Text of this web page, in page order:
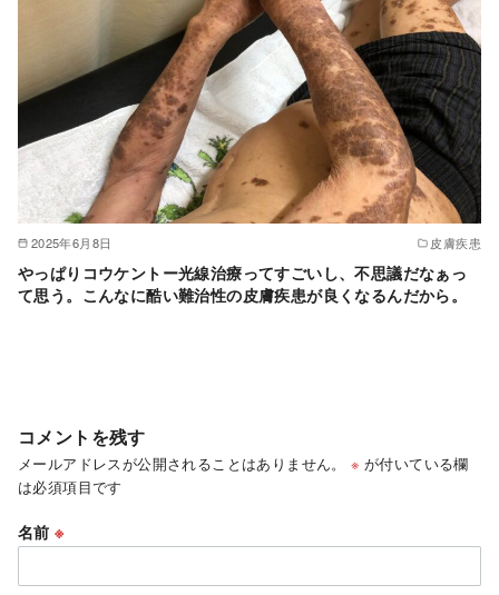
2025年6月8日 皮膚疾患
やっぱりコウケントー光線治療ってすごいし、不思議だなぁっ
て思う。こんなに酷い難治性の皮膚疾患が良くなるんだから。
コメントを残す
メールアドレスが公開されることはありません。 ※ が付いている欄
は必須項目です
名前※